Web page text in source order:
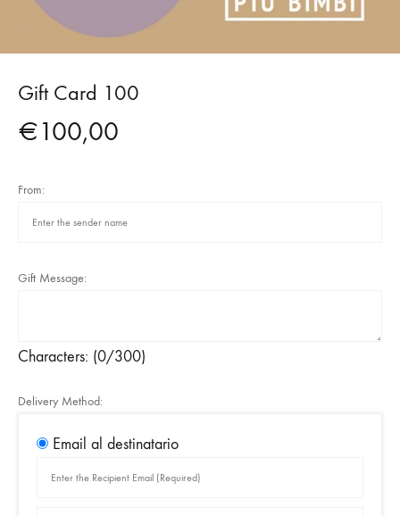
Gift Card 100
€100,00
From:
Gift Message:
Characters: (0/300)
Delivery Method:
Email al destinatario